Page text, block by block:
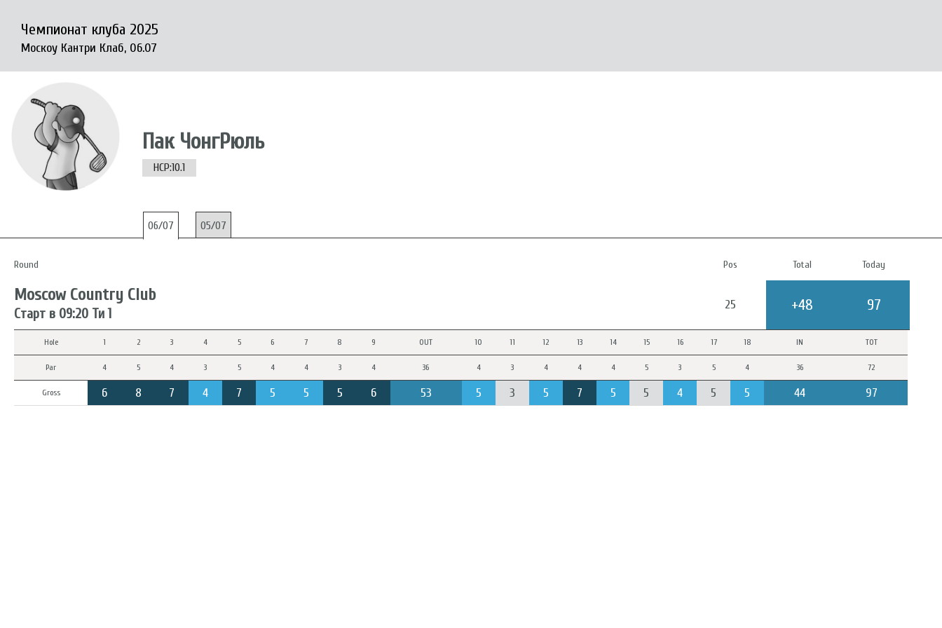
Чемпионат клуба 2025
Москоу Кантри Клаб, 06.07
Пак ЧонгРюль
HCP:10.1
06/07
Round Pos Total Today
Moscow Country Club
Старт в 09:20 Ти 1
25 +48 97
Hole 1 2 3 4 5 6 7 8 9 OUT
Par 4 5 4 3 5 4 4 3 4 36
Gross 6 8 7 4 7 5 5 5 6 53
10 11 12 13 14 15 16 17 18 IN TOT
4 3 4 4 4 5 3 5 4 36 72
5 3 5 7 5 5 4 5 5 44 97
05/07